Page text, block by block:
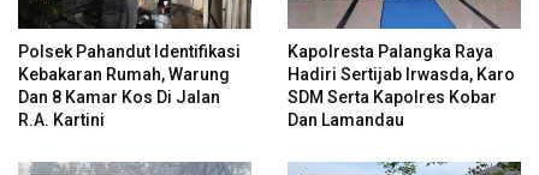
Polsek Pahandut Identifikasi
Kebakaran Rumah, Warung
Dan 8 Kamar Kos Di Jalan
R.A. Kartini
Kapolresta Palangka Raya
Hadiri Sertijab Irwasda, Karo
SDM Serta Kapolres Kobar
Dan Lamandau